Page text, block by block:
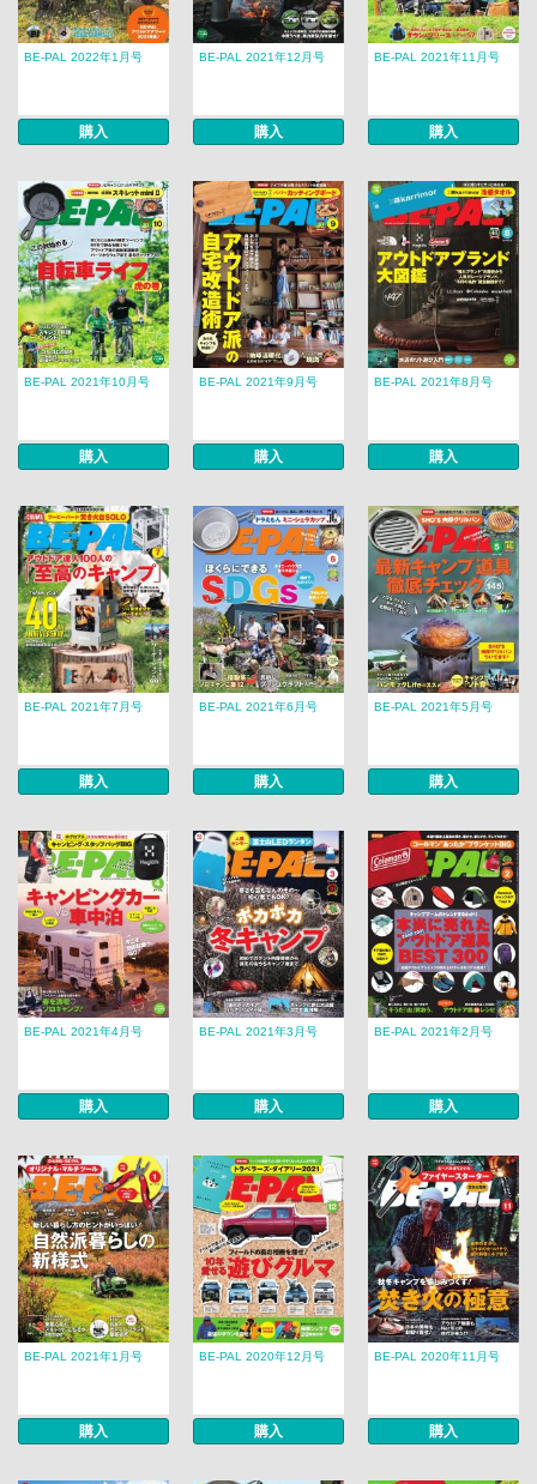
BE-PAL 2022年1月号
購入
BE-PAL 2021年12月号
購入
BE-PAL 2021年11月号
購入
BE-PAL 2021年10月号
購入
BE-PAL 2021年9月号
購入
BE-PAL 2021年8月号
購入
BE-PAL 2021年7月号
購入
BE-PAL 2021年6月号
購入
BE-PAL 2021年5月号
購入
BE-PAL 2021年4月号
購入
BE-PAL 2021年3月号
購入
BE-PAL 2021年2月号
購入
BE-PAL 2021年1月号
購入
BE-PAL 2020年12月号
購入
BE-PAL 2020年11月号
購入